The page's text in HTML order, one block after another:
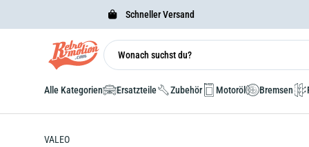
Schneller Versand
Alle Kategorien Ersatzteile Zubehör Motoröl Bremsen
VALEO